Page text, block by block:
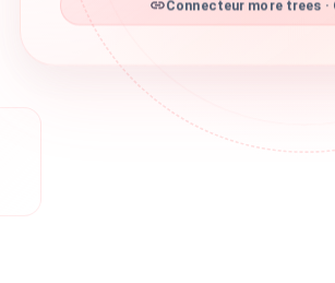
Connecteur more trees ·